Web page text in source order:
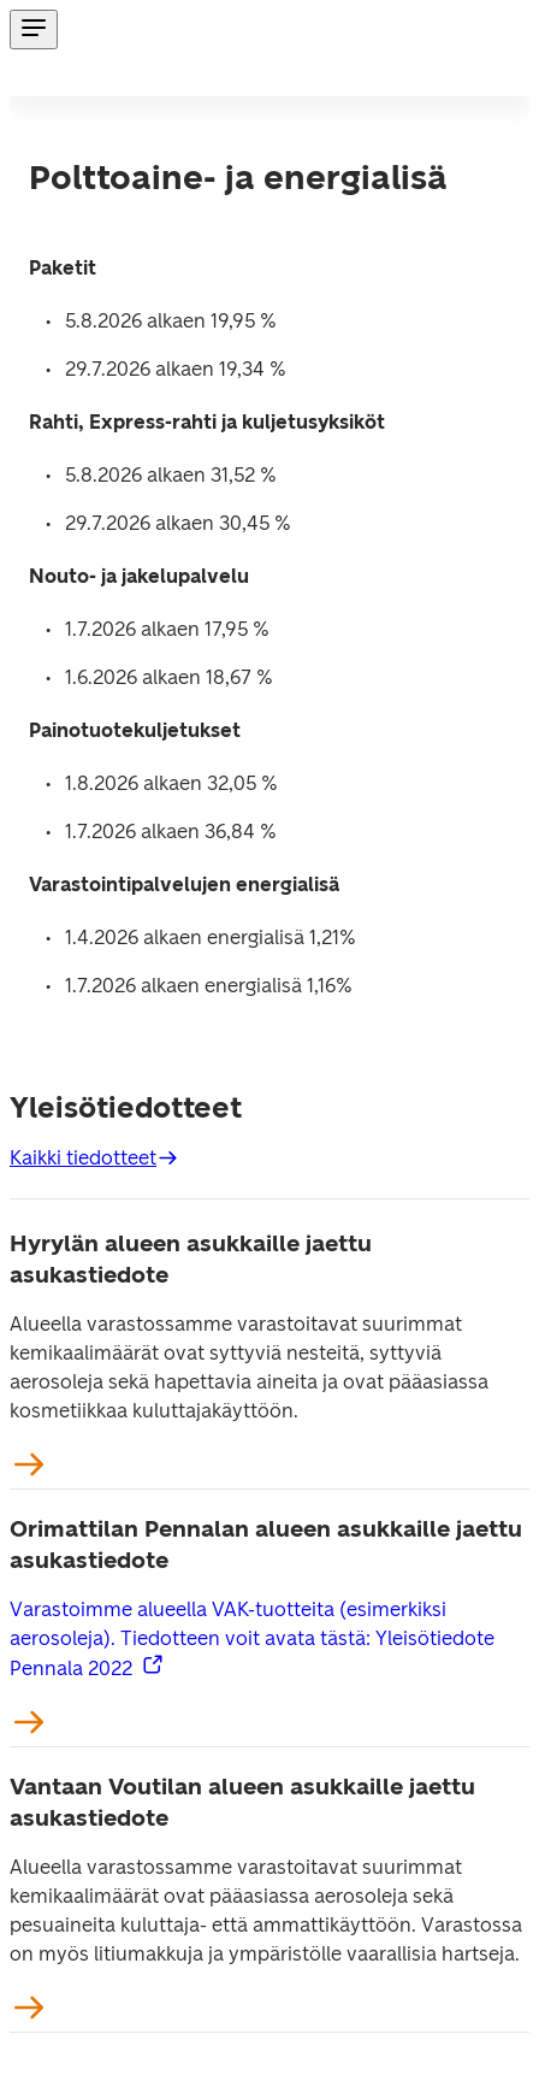
Polttoaine- ja energialisä
Paketit
5.8.2026 alkaen 19,95 %
29.7.2026 alkaen 19,34 %
Rahti, Express-rahti ja kuljetusyksiköt
5.8.2026 alkaen 31,52 %
29.7.2026 alkaen 30,45 %
Nouto- ja jakelupalvelu
1.7.2026 alkaen 17,95 %
1.6.2026 alkaen 18,67 %
Painotuotekuljetukset
1.8.2026 alkaen 32,05 %
1.7.2026 alkaen 36,84 %
Varastointipalvelujen energialisä
1.4.2026 alkaen energialisä 1,21%
1.7.2026 alkaen energialisä 1,16%
Yleisötiedotteet
Kaikki tiedotteet
Hyrylän alueen asukkaille jaettu
asukastiedote
Alueella varastossamme varastoitavat suurimmat
kemikaalimäärät ovat syttyviä nesteitä, syttyviä
aerosoleja sekä hapettavia aineita ja ovat pääasiassa
kosmetiikkaa kuluttajakäyttöön.
Orimattilan Pennalan alueen asukkaille jaettu
asukastiedote
Varastoimme alueella VAK-tuotteita (esimerkiksi
aerosoleja). Tiedotteen voit avata tästä: Yleisötiedote
Pennala 2022
Vantaan Voutilan alueen asukkaille jaettu
asukastiedote
Alueella varastossamme varastoitavat suurimmat
kemikaalimäärät ovat pääasiassa aerosoleja sekä
pesuaineita kuluttaja- että ammattikäyttöön. Varastossa
on myös litiumakkuja ja ympäristölle vaarallisia hartseja.